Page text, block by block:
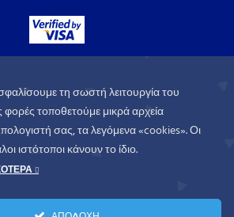
© 2026. All rights
τη σωστή λειτουργία του
φορές τοποθετούμε μικρά αρχεία
σας, τα λεγόμενα «cookies». Οι
ιστότοποι κάνουν το ίδιο.